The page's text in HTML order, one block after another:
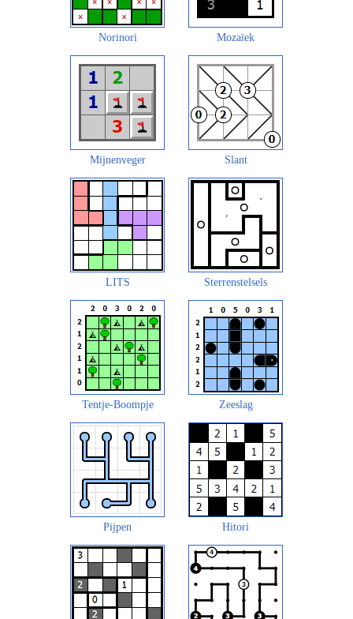
Norinori Mozaïek
Mijnenveger Slant
LITS Sterrenstelsels
Tentje-Boompje Zeeslag
Pijpen Hitori